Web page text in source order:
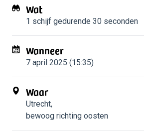
Wat
1 schijf gedurende 30 seconden
Wanneer
7 april 2025 (15:35)
Waar
Utrecht,
bewoog richting oosten